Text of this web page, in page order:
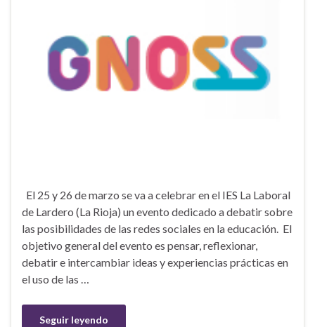
El 25 y 26 de marzo se va a celebrar en el IES La Laboral
de Lardero (La Rioja) un evento dedicado a debatir sobre
las posibilidades de las redes sociales en la educación. El
objetivo general del evento es pensar, reflexionar,
debatir e intercambiar ideas y experiencias prácticas en
el uso de las …
Seguir leyendo